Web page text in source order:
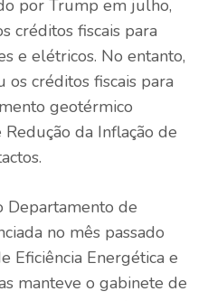
por Trump em julho,
créditos fiscais para
e elétricos. No entanto,
créditos fiscais para
geotérmico
da Inflação de
Departamento de
no mês passado
Eficiência Energética e
manteve o gabinete de